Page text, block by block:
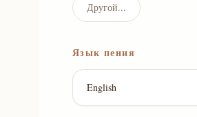
Другой...
Язык пения
English